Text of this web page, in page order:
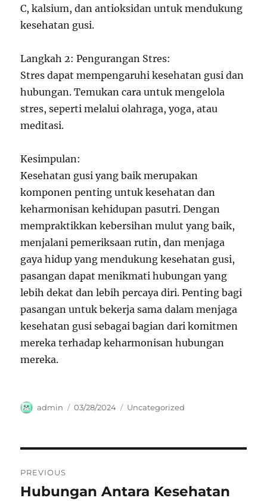
C, kalsium, dan antioksidan untuk mendukung
kesehatan gusi.
Langkah 2: Pengurangan Stres:
Stres dapat mempengaruhi kesehatan gusi dan
hubungan. Temukan cara untuk mengelola
stres, seperti melalui olahraga, yoga, atau
meditasi.
Kesimpulan:
Kesehatan gusi yang baik merupakan
komponen penting untuk kesehatan dan
keharmonisan kehidupan pasutri. Dengan
mempraktikkan kebersihan mulut yang baik,
menjalani pemeriksaan rutin, dan menjaga
gaya hidup yang mendukung kesehatan gusi,
pasangan dapat menikmati hubungan yang
lebih dekat dan lebih percaya diri. Penting bagi
pasangan untuk bekerja sama dalam menjaga
kesehatan gusi sebagai bagian dari komitmen
mereka terhadap keharmonisan hubungan
mereka.
Author
admin
Posted
03/28/2024 Categories
Uncategorized
pos
PREVIOUS
Previous
Hubungan Antara Kesehatan